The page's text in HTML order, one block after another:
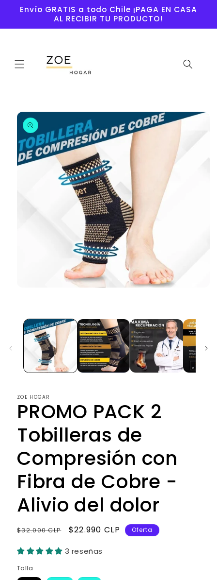
directamente
Envío GRATIS a todo Chile ¡PAGA EN CASA
AL RECIBIR TU PRODUCTO!
información
del producto
una
ventana
ZOE HOGAR
PROMO PACK 2
Tobilleras de
Compresión con
Fibra de Cobre -
Alivio del dolor
Precio
$32.000 CLP
Precio
oferta
$22.990 CLP Oferta
3 reseñas
Talla